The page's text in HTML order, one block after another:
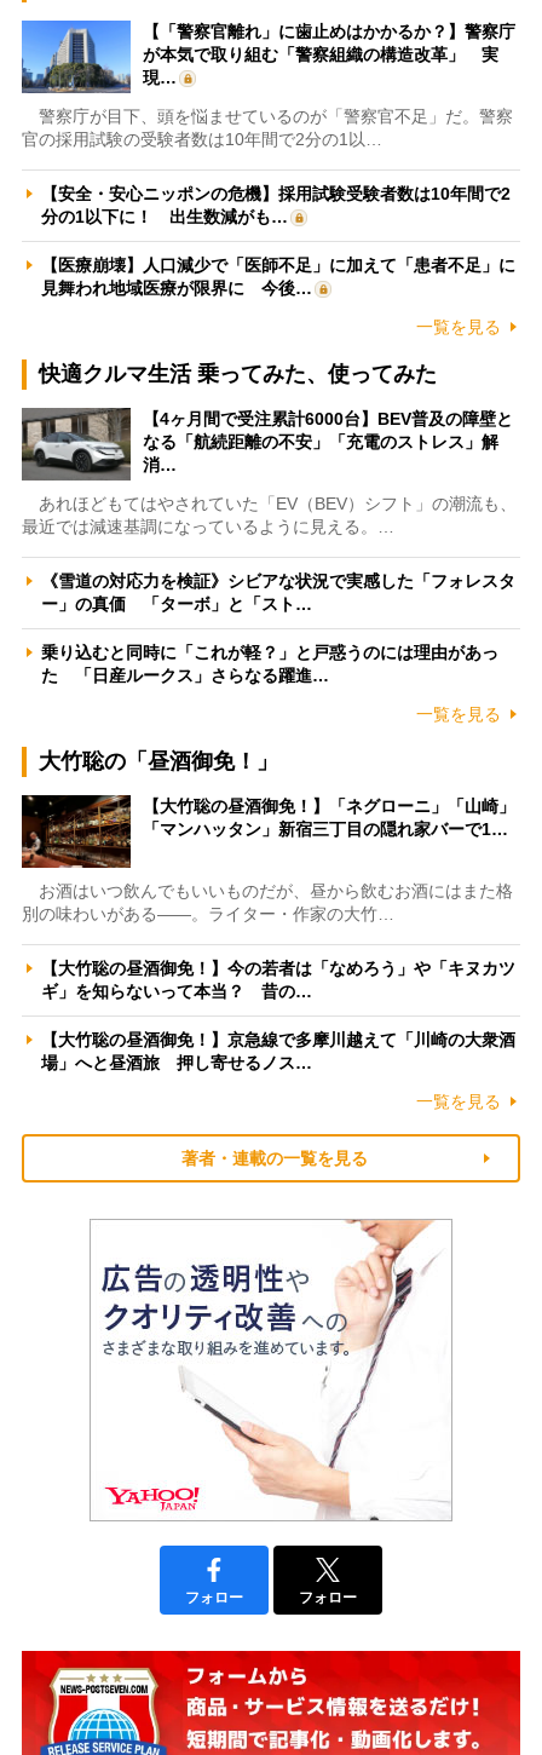
【「警察官離れ」に歯止めはかかるか？】警察庁
が本気で取り組む「警察組織の構造改革」 実
現…
警察庁が目下、頭を悩ませているのが「警察官不足」だ。警察
官の採用試験の受験者数は10年間で2分の1以…
【安全・安心ニッポンの危機】採用試験受験者数は10年間で2
分の1以下に！ 出生数減がも…
【医療崩壊】人口減少で「医師不足」に加えて「患者不足」に
見舞われ地域医療が限界に 今後…
一覧を見る
快適クルマ生活 乗ってみた、使ってみた
【4ヶ月間で受注累計6000台】BEV普及の障壁と
なる「航続距離の不安」「充電のストレス」解
消…
あれほどもてはやされていた「EV（BEV）シフト」の潮流も、
最近では減速基調になっているように見える。…
《雪道の対応力を検証》シビアな状況で実感した「フォレスタ
ー」の真価 「ターボ」と「スト…
乗り込むと同時に「これが軽？」と戸惑うのには理由があっ
た 「日産ルークス」さらなる躍進…
一覧を見る
大竹聡の「昼酒御免！」
【大竹聡の昼酒御免！】「ネグローニ」「山崎」
「マンハッタン」新宿三丁目の隠れ家バーで1…
お酒はいつ飲んでもいいものだが、昼から飲むお酒にはまた格
別の味わいがある――。ライター・作家の大竹…
【大竹聡の昼酒御免！】今の若者は「なめろう」や「キヌカツ
ギ」を知らないって本当？ 昔の…
【大竹聡の昼酒御免！】京急線で多摩川越えて「川崎の大衆酒
場」へと昼酒旅 押し寄せるノス…
一覧を見る
著者・連載の一覧を見る
フォロー フォロー